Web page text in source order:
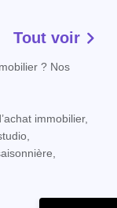
Tout voir
? Nos
immobilier,